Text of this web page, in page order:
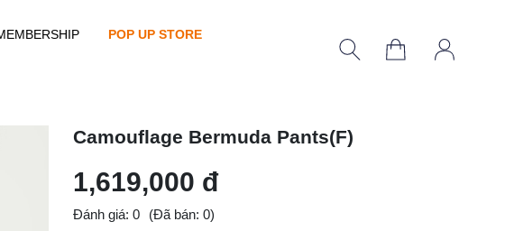
POP UP STORE
Camouflage Bermuda Pants(F)
1,619,000 đ
Đánh giá: 0 (Đã bán: 0)